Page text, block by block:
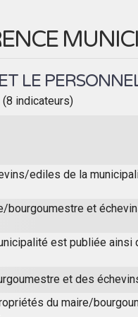
LE
(8 indicateurs)
ediles de la
bourgoumestre et
est publiée ainsi
et des
du maire/